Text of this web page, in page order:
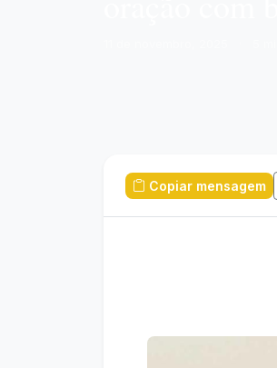
Copiar mensagem